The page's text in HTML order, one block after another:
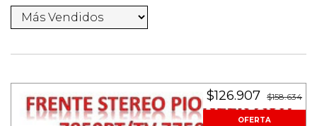
$126.907 $158.634
OFERTA